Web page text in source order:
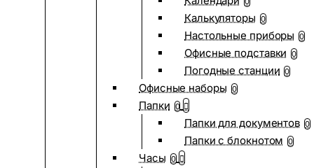
Калькуляторы 0
Настольные приборы 0
Офисные подставки 0
Погодные станции 0
Офисные наборы 0
Папки 0
Папки для документов 0
Папки с блокнотом 0
Часы 0